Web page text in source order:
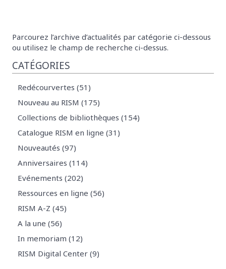
Parcourez l’archive d’actualités par catégorie ci-dessous
ou utilisez le champ de recherche ci-dessus.
CATÉGORIES
Redécourvertes (51)
Nouveau au RISM (175)
Collections de bibliothèques (154)
Catalogue RISM en ligne (31)
Nouveautés (97)
Anniversaires (114)
Evénements (202)
Ressources en ligne (56)
RISM A-Z (45)
A la une (56)
In memoriam (12)
RISM Digital Center (9)